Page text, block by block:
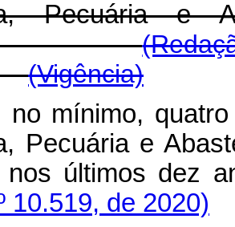
Pecuária e
(Vigência)
no mínimo,
Pecuária e
nos últimos dez
10.519, de 2020)